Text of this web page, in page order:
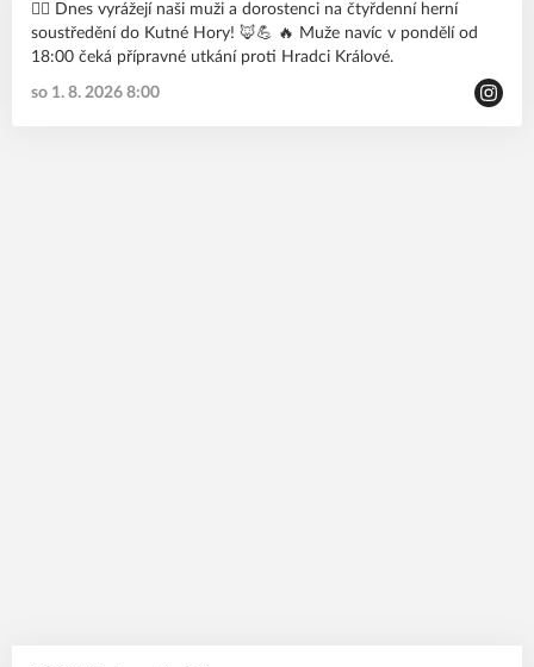
🙋‍♂️ Dnes vyrážejí naši muži a dorostenci na čtyřdenní herní
soustředění do Kutné Hory! 🦊💪 🔥 Muže navíc v pondělí od
18:00 čeká přípravné utkání proti Hradci Králové.
so 1. 8. 2026 8:00